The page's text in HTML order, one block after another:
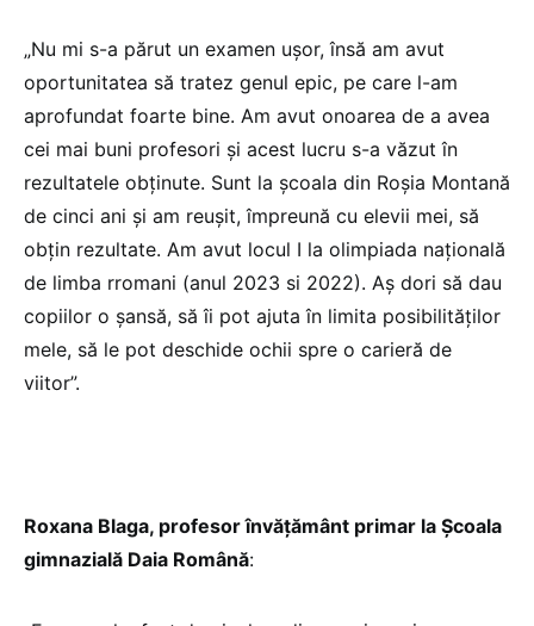
„Nu mi s-a părut un examen ușor, însă am avut
oportunitatea să tratez genul epic, pe care l-am
aprofundat foarte bine. Am avut onoarea de a avea
cei mai buni profesori și acest lucru s-a văzut în
rezultatele obținute. Sunt la școala din Roșia Montană
de cinci ani și am reușit, împreună cu elevii mei, să
obțin rezultate. Am avut locul I la olimpiada națională
de limba rromani (anul 2023 si 2022). Aș dori să dau
copiilor o șansă, să îi pot ajuta în limita posibilităților
mele, să le pot deschide ochii spre o carieră de
viitor”.
Roxana Blaga, profesor învățământ primar la Școala
gimnazială Daia Română: